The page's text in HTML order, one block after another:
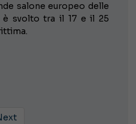
salone europeo delle
è svolto tra il 17 e il 25